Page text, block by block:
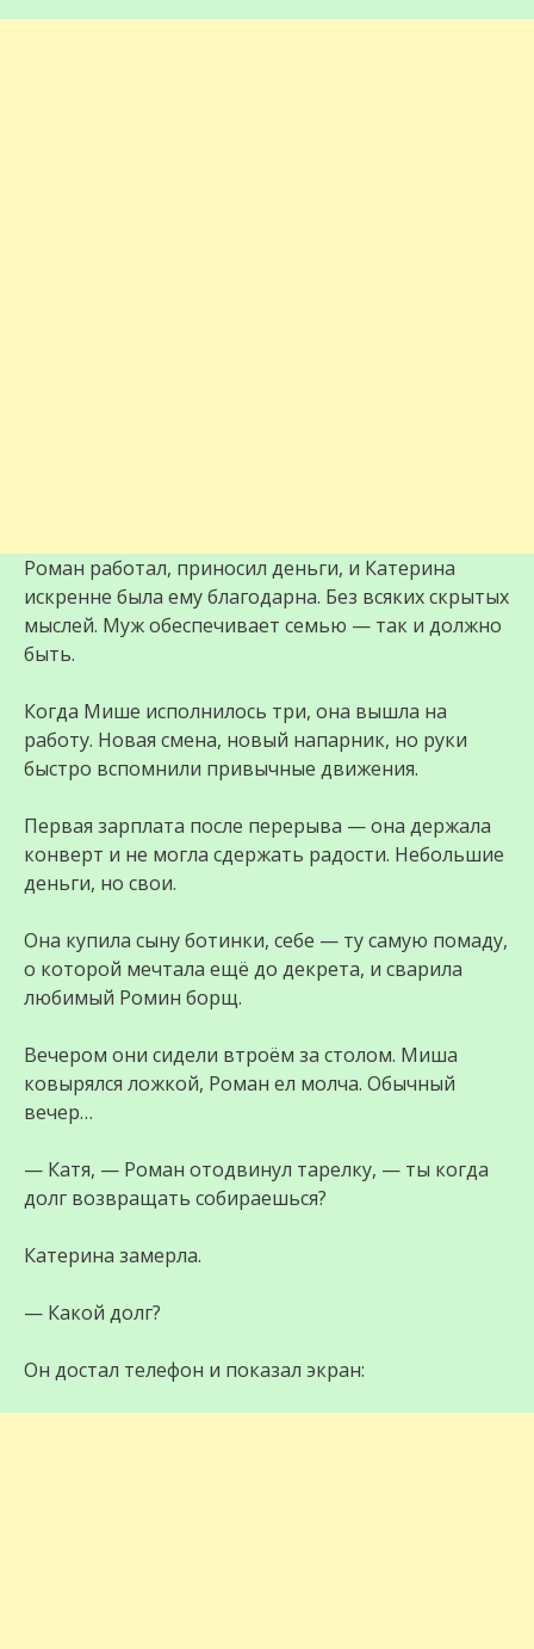
Роман работал, приносил деньги, и Катерина
искренне была ему благодарна. Без всяких скрытых
мыслей. Муж обеспечивает семью — так и должно
быть.
Когда Мише исполнилось три, она вышла на
работу. Новая смена, новый напарник, но руки
быстро вспомнили привычные движения.
Первая зарплата после перерыва — она держала
конверт и не могла сдержать радости. Небольшие
деньги, но свои.
Она купила сыну ботинки, себе — ту самую помаду,
о которой мечтала ещё до декрета, и сварила
любимый Ромин борщ.
Вечером они сидели втроём за столом. Миша
ковырялся ложкой, Роман ел молча. Обычный
вечер…
— Катя, — Роман отодвинул тарелку, — ты когда
долг возвращать собираешься?
Катерина замерла.
— Какой долг?
Он достал телефон и показал экран: